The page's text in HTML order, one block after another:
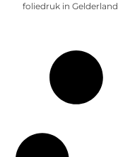
foliedruk in Gelderland